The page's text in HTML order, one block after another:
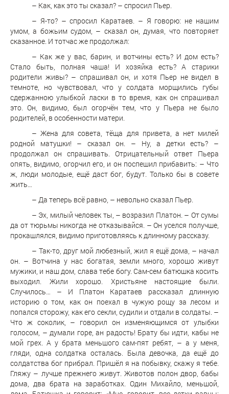
– Как, как это ты сказал? – спросил Пьер.
– Я-то? – спросил Каратаев. – Я говорю: не нашим
умом, а божьим судом, – сказал он, думая, что повторяет
сказанное. И тотчас же продолжал:
– Как же у вас, барин, и вотчины есть? И дом есть?
Стало быть, полная чаша! И хозяйка есть? А старики
родители живы? – спрашивал он, и хотя Пьер не видел в
темноте, но чувствовал, что у солдата морщились губы
сдержанною улыбкой ласки в то время, как он спрашивал
это. Он, видимо, был огорчён тем, что у Пьера не было
родителей, в особенности матери.
– Жена для совета, тёща для привета, а нет милей
родной матушки! – сказал он. – Ну, а детки есть? –
продолжал он спрашивать. Отрицательный ответ Пьера
опять, видимо, огорчил его, и он поспешил прибавить: – Что
ж, люди молодые, ещё даст бог, будут. Только бы в совете
жить…
– Да теперь всё равно, – невольно сказал Пьер.
– Эх, милый человек ты, – возразил Платон. – От сумы
да от тюрьмы никогда не отказывайся. – Он уселся получше,
прокашлялся, видимо приготовляясь к длинному рассказу.
– Так-то, друг мой любезный, жил я ещё дома, – начал
он. – Вотчина у нас богатая, земли много, хорошо живут
мужики, и наш дом, слава тебе богу. Сам-сем батюшка косить
выходил. Жили хорошо. Христьяне настоящие были.
Случилось… – И Платон Каратаев рассказал длинную
историю о том, как он поехал в чужую рощу за лесом и
попался сторожу, как его секли, судили и отдали в солдаты. –
Что ж соколик, – говорил он изменяющимся от улыбки
голосом, – думали горе, ан радость! Брату бы идти, кабы не
мой грех. А у брата меньшого сам-пят ребят, – а у меня,
гляди, одна солдатка осталась. Была девочка, да ещё до
солдатства бог прибрал. Пришёл я на побывку, скажу я тебе.
Гляжу – лучше прежнего живут. Животов полон двор, бабы
дома, два брата на заработках. Один Михайло, меньшой,